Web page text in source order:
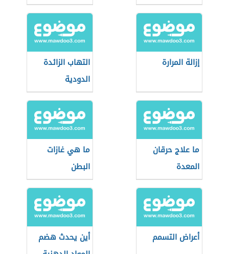
إزالة المرارة
التهاب الزائدة
الدودية
ما علاج حرقان
المعدة
ما هي غازات
البطن
أعراض التسمم
أين يحدث هضم